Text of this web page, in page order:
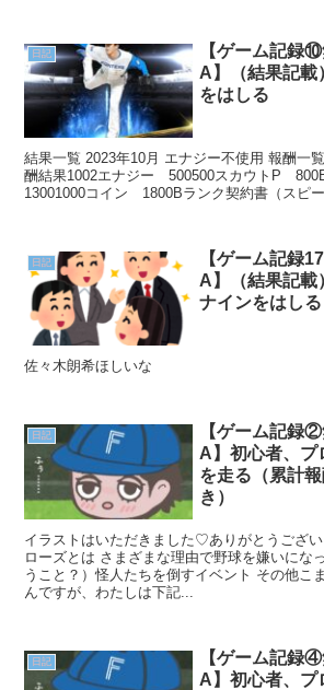
日記
【ゲーム記録
A】（結果記載
をはしる
結果一覧 2023年10月 エナジー不使用 報酬一
酬結果1002エナジー 500500スカウトP
13001000コイン 1800Bランク契約書（スピー
日記
【ゲーム記録
A】（結果記載
ナインをはしる
佐々木朗希ほしいな
日記
【ゲーム記録
A】初心者、プ
を走る（累計
き）
イラストはいただきました♡ありがとうござ
ローズとは さまざまな理由で野球を嫌いにな
うこと？）怪人たちを倒すイベント その他こ
んですが、わたしは下記...
日記
【ゲーム記録
A】初心者、プ